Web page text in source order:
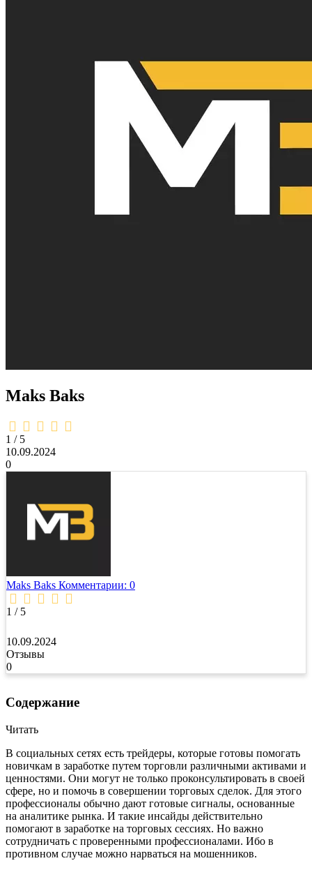
Maks Baks
1,0
rating
1 / 5
10.09.2024
0
Maks Baks Комментарии: 0
1 / 5
10.09.2024
Отзывы
0
Содержание
Читать
В социальных сетях есть трейдеры, которые готовы помогать
новичкам в заработке путем торговли различными активами и
ценностями. Они могут не только проконсультировать в своей
сфере, но и помочь в совершении торговых сделок. Для этого
профессионалы обычно дают готовые сигналы, основанные
на аналитике рынка. И такие инсайды действительно
помогают в заработке на торговых сессиях. Но важно
сотрудничать с проверенными профессионалами. Ибо в
противном случае можно нарваться на мошенников.